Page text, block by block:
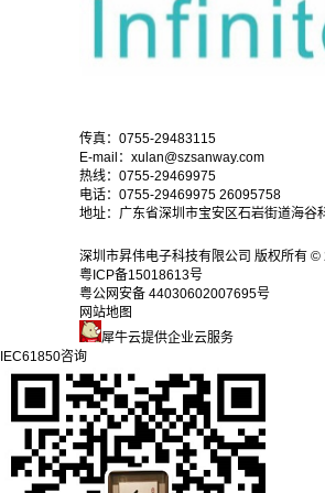
传真：0755-29483115
E-mail：xulan@szsanway.com
热线：0755-29469975
电话：0755-29469975 26095758
地址：广东省深圳市宝安区石岩街道海谷
深圳市昇伟电子科技有限公司 版权所有 ©
粤ICP备15018613号
粤公网安备 44030602007695号
网站地图
犀牛云提供企业云服务
IEC61850咨询